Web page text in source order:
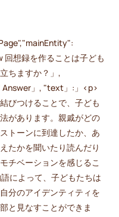
想録を作ることは子ども
ちますか？」,
」, "text」:」<p>
びつけることで、子ども
があります。親戚がどの
トーンに到達したか、あ
たかを聞いたり読んだり
チベーションを感じるこ
によって、子どもたちは
分のアイデンティティを
と見なすことができま